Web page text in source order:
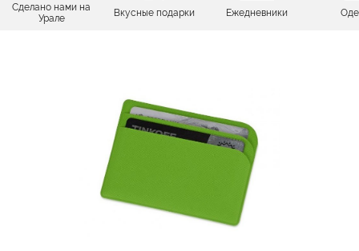
Сделано нами на
Урале
Вкусные подарки Ежедневники